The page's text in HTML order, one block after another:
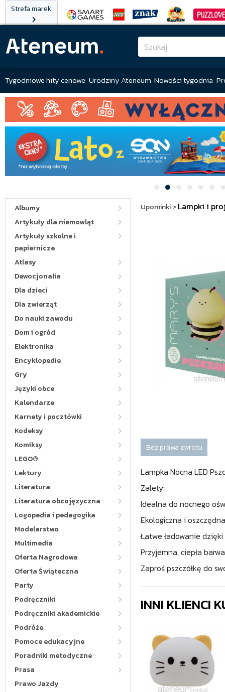
Strefa marek
Tygodniowe hity cenowe Urodziny Ateneum Nowości tygodnia
Albumy
Artykuły dla niemowląt
Artykuły szkolne i
papiernicze
Atlasy
Dewocjonalia
Dla dzieci
Dla zwierząt
Do nauki zawodu
Dom i ogród
Elektronika
Encyklopedie
Gry
Języki obce
Kalendarze
Karnety i pocztówki
Kodeksy
Komiksy
LEGO®
Lektury
Literatura
Literatura obcojęzyczna
Logopedia i pedagogika
Modelarstwo
Multimedia
Oferta Nagrodowa
Oferta Świąteczna
Party
Podręczniki
Podręczniki akademickie
Podróże
Pomoce edukacyjne
Poradniki metodyczne
Prasa
Prawo Jazdy
Upominki>Lampki i
Bez prawa zwrotu
Lampka Nocna LED
Zalety:
Idealna do nocnego
Ekologiczna i
Łatwe ładowanie dzięki
Przyjemna, ciepła
Zaproś pszczółkę do
INNI KLIENCI